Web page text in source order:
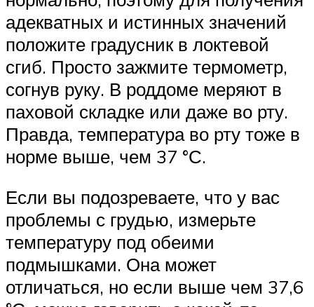
адекватных и истинных значений
положите градусник в локтевой
сгиб. Просто зажмите термометр,
согнув руку. В роддоме меряют в
паховой складке или даже во рту.
Правда, температура во рту тоже в
норме выше, чем 37 °С.
Если вы подозреваете, что у вас
проблемы с грудью, измерьте
температуру под обеими
подмышками. Она может
отличаться, но если выше чем 37,6